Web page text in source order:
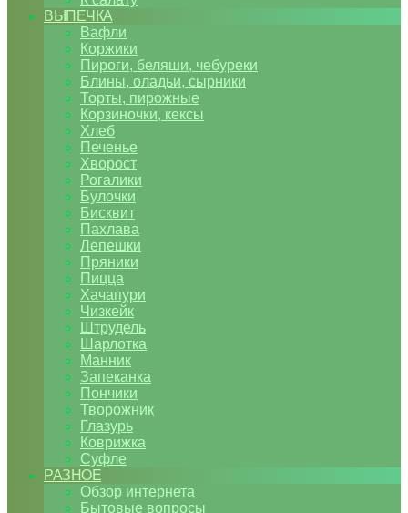
ВЫПЕЧКА
Вафли
Коржики
Пироги, беляши, чебуреки
Блины, оладьи, сырники
Торты, пирожные
Корзиночки, кексы
Хлеб
Печенье
Хворост
Рогалики
Булочки
Бисквит
Пахлава
Лепешки
Пряники
Пицца
Хачапури
Чизкейк
Штрудель
Шарлотка
Манник
Запеканка
Пончики
Творожник
Глазурь
Коврижка
Суфле
РАЗНОЕ
Обзор интернета
Бытовые вопросы